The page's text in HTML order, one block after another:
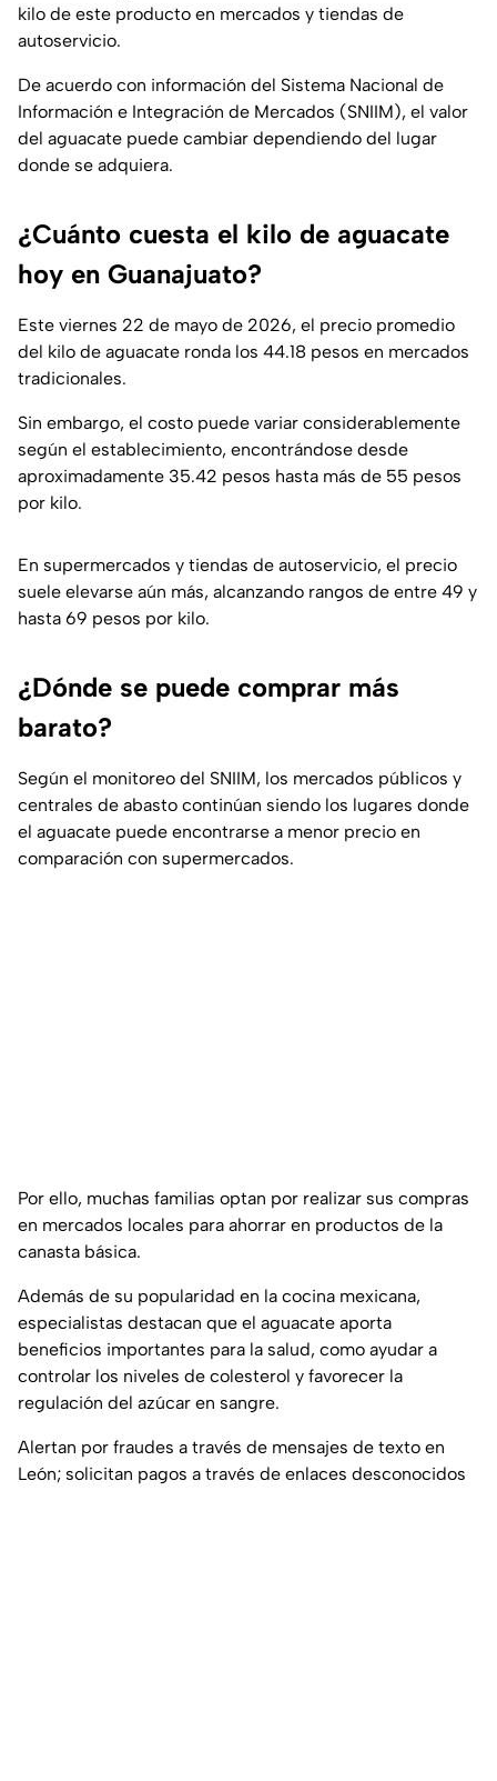
kilo de este producto en mercados y tiendas de
autoservicio.
De acuerdo con información del Sistema Nacional de
Información e Integración de Mercados (SNIIM), el valor
del aguacate puede cambiar dependiendo del lugar
donde se adquiera.
¿Cuánto cuesta el kilo de aguacate
hoy en Guanajuato?
Este viernes 22 de mayo de 2026, el precio promedio
del kilo de aguacate ronda los 44.18 pesos en mercados
tradicionales.
Sin embargo, el costo puede variar considerablemente
según el establecimiento, encontrándose desde
aproximadamente 35.42 pesos hasta más de 55 pesos
por kilo.
En supermercados y tiendas de autoservicio, el precio
suele elevarse aún más, alcanzando rangos de entre 49 y
hasta 69 pesos por kilo.
¿Dónde se puede comprar más
barato?
Según el monitoreo del SNIIM, los mercados públicos y
centrales de abasto continúan siendo los lugares donde
el aguacate puede encontrarse a menor precio en
comparación con supermercados.
Por ello, muchas familias optan por realizar sus compras
en mercados locales para ahorrar en productos de la
canasta básica.
Además de su popularidad en la cocina mexicana,
especialistas destacan que el aguacate aporta
beneficios importantes para la salud, como ayudar a
controlar los niveles de colesterol y favorecer la
regulación del azúcar en sangre.
Alertan por fraudes a través de mensajes de texto en
León; solicitan pagos a través de enlaces desconocidos